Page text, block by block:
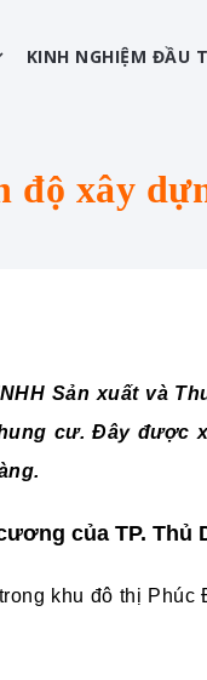
KINH NGHIỆM ĐẦU
độ xây
Sản xuất và
cư. Đây được
của TP. Thủ
khu đô thị Phúc